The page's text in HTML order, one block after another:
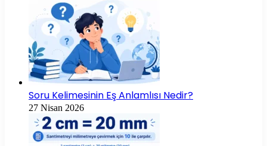
Soru Kelimesinin Eş Anlamlısı Nedir?
27 Nisan 2026